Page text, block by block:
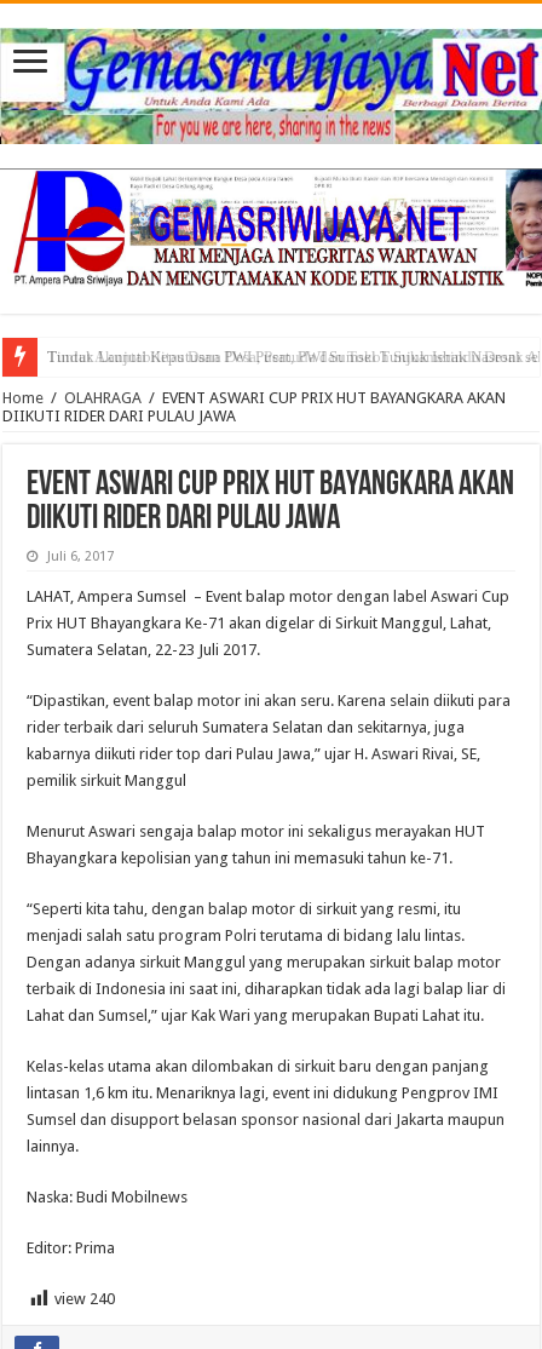
Tuntut Akuntabilitas Dana Desa, Pemuda dan Tokoh Sukamerindu Desak
Home / OLAHRAGA / EVENT ASWARI CUP PRIX HUT BAYANGKARA AKAN
DIIKUTI RIDER DARI PULAU JAWA
EVENT ASWARI CUP PRIX HUT BAYANGKARA AKAN
DIIKUTI RIDER DARI PULAU JAWA
Juli 6, 2017
LAHAT, Ampera Sumsel – Event balap motor dengan label Aswari Cup
Prix HUT Bhayangkara Ke-71 akan digelar di Sirkuit Manggul, Lahat,
Sumatera Selatan, 22-23 Juli 2017.
“Dipastikan, event balap motor ini akan seru. Karena selain diikuti para
rider terbaik dari seluruh Sumatera Selatan dan sekitarnya, juga
kabarnya diikuti rider top dari Pulau Jawa,” ujar H. Aswari Rivai, SE,
pemilik sirkuit Manggul
Menurut Aswari sengaja balap motor ini sekaligus merayakan HUT
Bhayangkara kepolisian yang tahun ini memasuki tahun ke-71.
“Seperti kita tahu, dengan balap motor di sirkuit yang resmi, itu
menjadi salah satu program Polri terutama di bidang lalu lintas.
Dengan adanya sirkuit Manggul yang merupakan sirkuit balap motor
terbaik di Indonesia ini saat ini, diharapkan tidak ada lagi balap liar di
Lahat dan Sumsel,” ujar Kak Wari yang merupakan Bupati Lahat itu.
Kelas-kelas utama akan dilombakan di sirkuit baru dengan panjang
lintasan 1,6 km itu. Menariknya lagi, event ini didukung Pengprov IMI
Sumsel dan disupport belasan sponsor nasional dari Jakarta maupun
lainnya.
Naska: Budi Mobilnews
Editor: Prima
view 240